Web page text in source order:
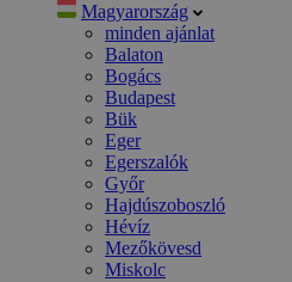
Magyarország
minden ajánlat
Balaton
Bogács
Budapest
Bük
Eger
Egerszalók
Győr
Hajdúszoboszló
Hévíz
Mezőkövesd
Miskolc